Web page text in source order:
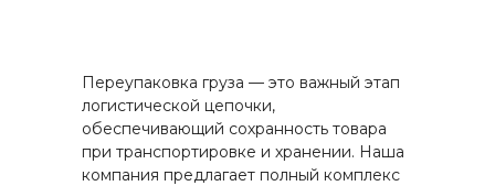
Переупаковка груза — это важный этап
логистической цепочки,
обеспечивающий сохранность товара
при транспортировке и хранении. Наша
компания предлагает полный комплекс